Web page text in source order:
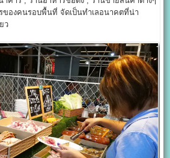
ของคนรอบพื้นที่ จัดเป็นทำเลอนาคตที่น่า
ว